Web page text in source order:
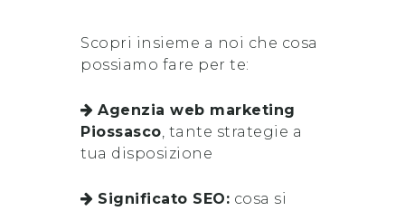
Scopri insieme a noi che cosa
possiamo fare per te:
Agenzia web marketing
Piossasco, tante strategie a
tua disposizione
Significato SEO: cosa si